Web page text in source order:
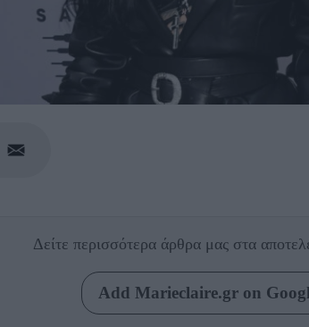
Δείτε περισσότερα άρθρα μας στα
Add Marieclaire.gr on